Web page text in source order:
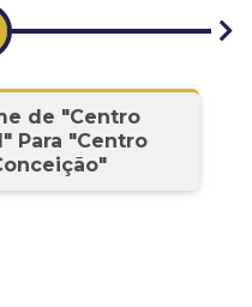
de "Centro
Para "Centro